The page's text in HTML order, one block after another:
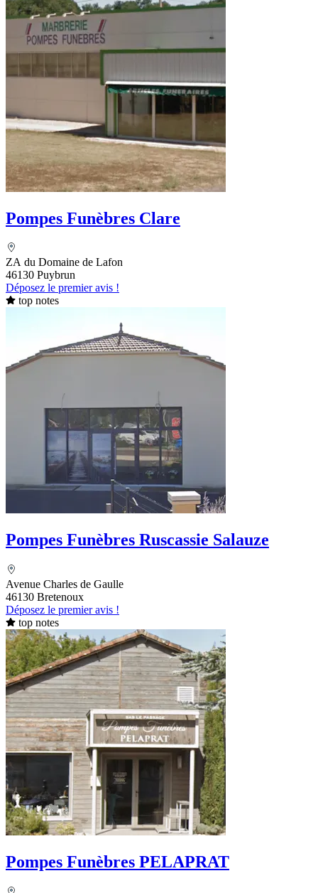
Pompes Funèbres Clare
ZA du Domaine de Lafon
46130 Puybrun
Déposez le premier avis !
top notes
Pompes Funèbres Ruscassie Salauze
Avenue Charles de Gaulle
46130 Bretenoux
Déposez le premier avis !
top notes
Pompes Funèbres PELAPRAT